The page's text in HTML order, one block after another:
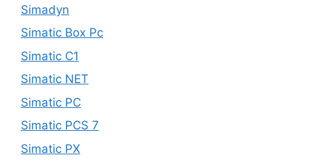
Simadyn
Simatic Box Pc
Simatic C1
Simatic NET
Simatic PC
Simatic PCS 7
Simatic PX